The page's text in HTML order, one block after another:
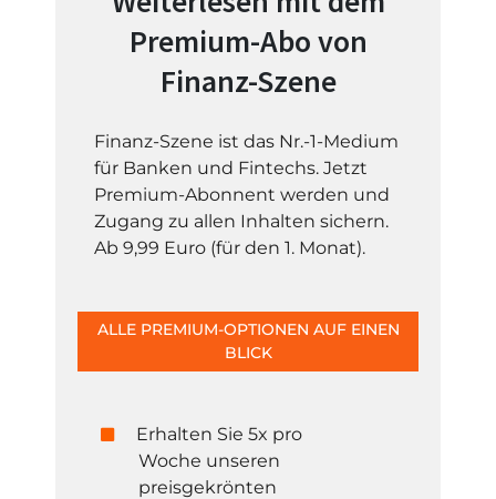
Premium-Abo von
Finanz-Szene
Finanz-Szene ist das Nr.-1-Medium
für Banken und Fintechs. Jetzt
Premium-Abonnent werden und
Zugang zu allen Inhalten sichern.
Ab 9,99 Euro (für den 1. Monat).
ALLE PREMIUM-OPTIONEN AUF EINEN
BLICK
Erhalten Sie 5x pro
Woche unseren
preisgekrönten